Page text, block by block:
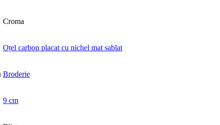
Croma
Oțel carbon placat cu nichel mat sablat
Broderie
9 cm